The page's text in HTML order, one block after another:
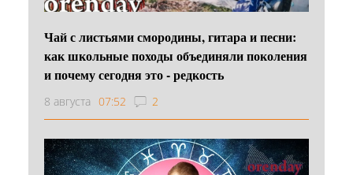
Чай с листьями смородины, гитара и песни:
как школьные походы объединяли поколения
и почему сегодня это - редкость
8 августа 07:52 2